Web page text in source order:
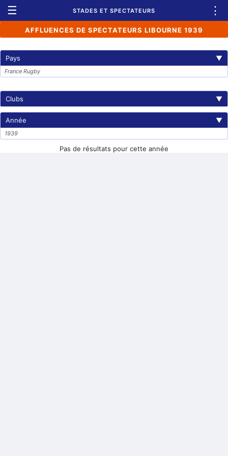
☰ STADES ET SPECTATEURS ⋮
AFFLUENCES DE SPECTATEURS LIBOURNE 1939
Pays ▼
France Rugby
Clubs ▼
Année ▼
1939
Pas de résultats pour cette année